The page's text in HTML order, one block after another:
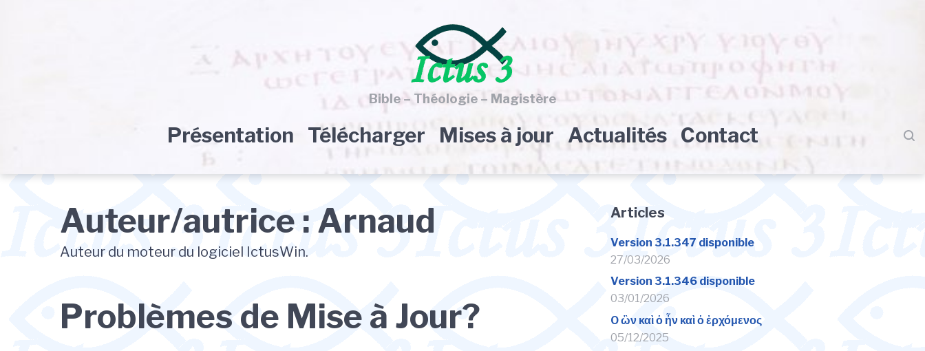
Bible – Théologie – Magistère
Présentation Télécharger Mises à jour Actualités Contact
Auteur/autrice : Arnaud
Auteur du moteur du logiciel IctusWin.
Problèmes de Mise à Jour?
Articles
Version 3.1.347 disponible
27/03/2026
Version 3.1.346 disponible
03/01/2026
O ὢν καὶ ὁ ἦν καὶ ὁ ἐρχόμενος
05/12/2025